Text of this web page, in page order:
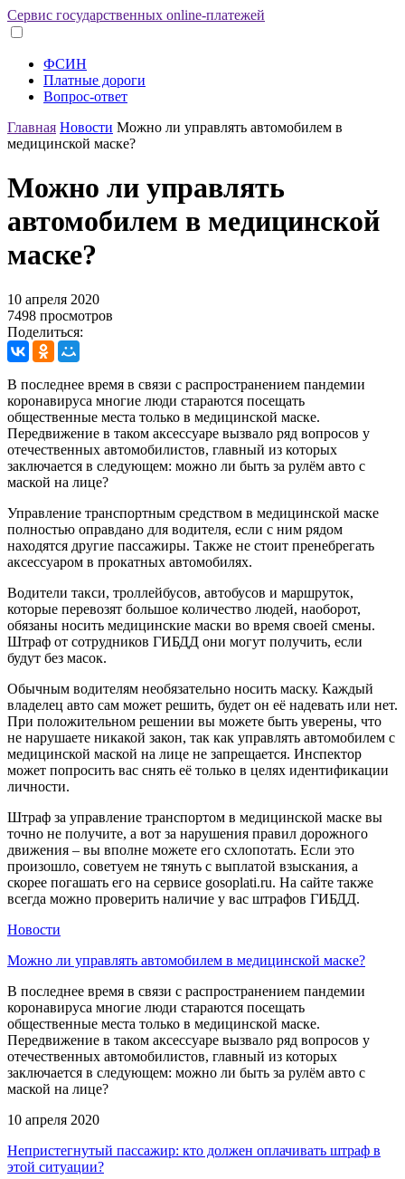
Сервис государственных online-платежей
ФСИН
Платные дороги
Вопрос-ответ
Главная Новости Можно ли управлять автомобилем в
медицинской маске?
Можно ли управлять
автомобилем в медицинской
маске?
10 апреля 2020
7498 просмотров
Поделиться:
В последнее время в связи с распространением пандемии
коронавируса многие люди стараются посещать
общественные места только в медицинской маске.
Передвижение в таком аксессуаре вызвало ряд вопросов у
отечественных автомобилистов, главный из которых
заключается в следующем: можно ли быть за рулём авто с
маской на лице?
Управление транспортным средством в медицинской маске
полностью оправдано для водителя, если с ним рядом
находятся другие пассажиры. Также не стоит пренебрегать
аксессуаром в прокатных автомобилях.
Водители такси, троллейбусов, автобусов и маршруток,
которые перевозят большое количество людей, наоборот,
обязаны носить медицинские маски во время своей смены.
Штраф от сотрудников ГИБДД они могут получить, если
будут без масок.
Обычным водителям необязательно носить маску. Каждый
владелец авто сам может решить, будет он её надевать или нет.
При положительном решении вы можете быть уверены, что
не нарушаете никакой закон, так как управлять автомобилем с
медицинской маской на лице не запрещается. Инспектор
может попросить вас снять её только в целях идентификации
личности.
Штраф за управление транспортом в медицинской маске вы
точно не получите, а вот за нарушения правил дорожного
движения – вы вполне можете его схлопотать. Если это
произошло, советуем не тянуть с выплатой взыскания, а
скорее погашать его на сервисе gosoplati.ru. На сайте также
всегда можно проверить наличие у вас штрафов ГИБДД.
Новости
Можно ли управлять автомобилем в медицинской маске?
В последнее время в связи с распространением пандемии
коронавируса многие люди стараются посещать
общественные места только в медицинской маске.
Передвижение в таком аксессуаре вызвало ряд вопросов у
отечественных автомобилистов, главный из которых
заключается в следующем: можно ли быть за рулём авто с
маской на лице?
10 апреля 2020
Непристегнутый пассажир: кто должен оплачивать штраф в
этой ситуации?